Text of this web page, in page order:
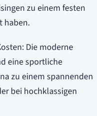
zu einem festen
haben.
Die moderne
eine sportliche
zu einem spannenden
bei hochklassigen